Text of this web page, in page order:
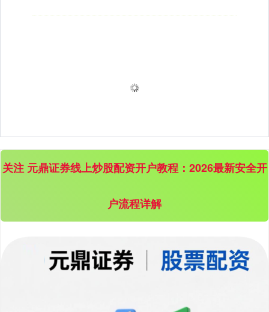
关注 元鼎证券线上炒股配资开户教程：2026最新安全开
户流程详解